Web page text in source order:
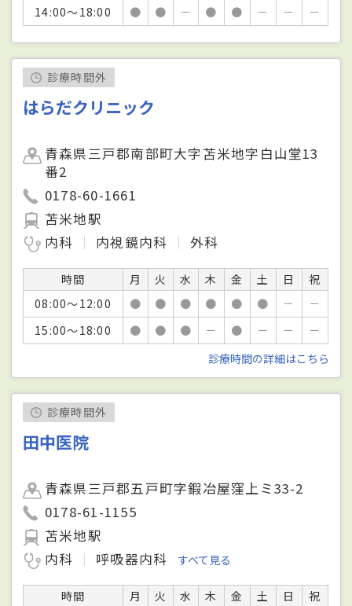
14:00～18:00
● ● － ● ● － － －
診療時間外
はらだクリニック
青森県三戸郡南部町大字苫米地字白山堂13
番2
0178-60-1661
苫米地駅
内科
内視鏡内科 外科
時間 月 火 水 木 金 土 日
祝
08:00～12:00
● ● ● ● ● ● －
－
15:00～18:00
● ● ● － ● － －
－
診療時間の詳細はこちら
診療時間外
田中医院
青森県三戸郡五戸町字鍜冶屋窪上ミ33-2
0178-61-1155
苫米地駅
内科
呼吸器内科 すべて見る
時間 月 火 水 木 金 土 日 祝